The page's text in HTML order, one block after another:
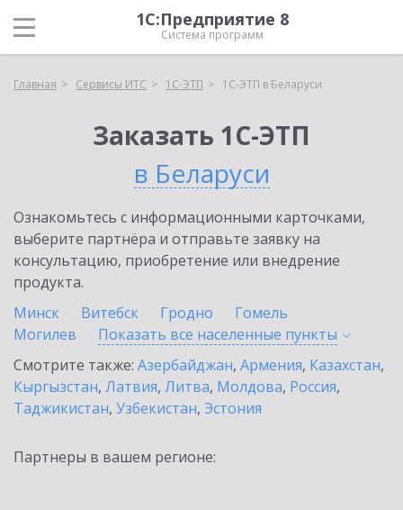
1С:Предприятие 8
Система программ
Главная Сервисы ИТС 1С-ЭТП 1С-ЭТП в Беларуси
Заказать 1С-ЭТП
в Беларуси
Ознакомьтесь с информационными карточками,
выберите партнёра и отправьте заявку на
консультацию, приобретение или внедрение
продукта.
Минск
Витебск Гродно
Гомель
Могилев
Показать все населенные пункты
Смотрите также: Азербайджан, Армения, Казахстан,
Кыргызстан, Латвия, Литва, Молдова, Россия,
Таджикистан, Узбекистан, Эстония
Партнеры в вашем регионе: